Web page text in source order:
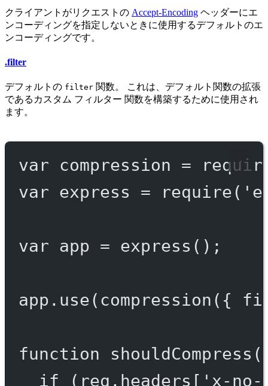
クライアントがリクエストの Accept-Encoding ヘッダーにエ
ンコーディングを指定しないときに使用するデフォルトのエ
ンコーディングです。
.filter
デフォルトの filter 関数。 これは、デフォルト関数の拡張
であるカスタム フィルター 関数を構築するために使用され
ます。
var compression =
var express = require(
var app = express ();
app. use( compression ({
function shouldCompress (
if (req.headers[ 'x-no-